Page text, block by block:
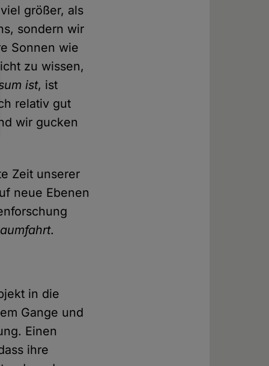
größer, als
sondern wir
Sonnen wie
zu wissen,
ist, ist
relativ gut
wir gucken
Zeit unserer
neue Ebenen
.
in die
Gange und
Einen
ihre